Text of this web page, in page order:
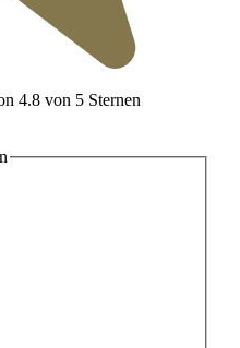
4.8 von 5 Sternen